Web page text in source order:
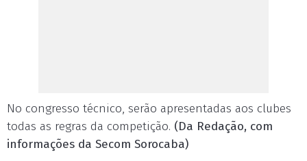
No congresso técnico, serão apresentadas aos clubes
todas as regras da competição. (Da Redação, com
informações da Secom Sorocaba)